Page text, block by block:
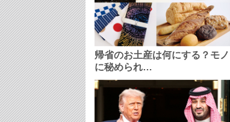
帰省のお土産は何にする？モノ
に秘められ…